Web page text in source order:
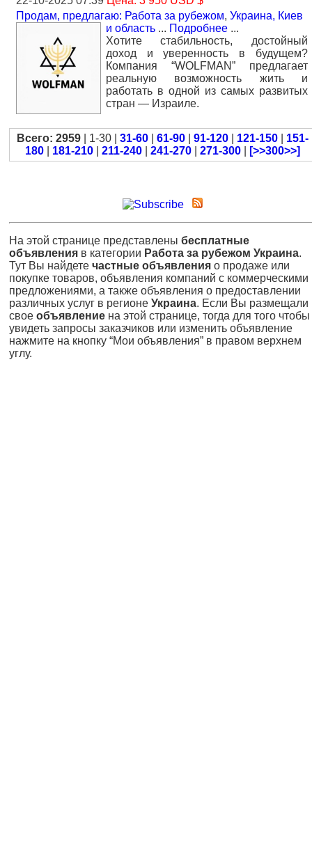
Продам, предлагаю: Работа за рубежом, Украина, Киев
и область ... Подробнее ...
Хотите стабильность, достойный
доход и уверенность в будущем?
Компания “WOLFMAN” предлагает
реальную возможность жить и
работать в одной из самых развитых
стран — Израиле.
Всего: 2959 | 1-30 | 31-60 61-90 91-120 121-150
151-
180
181-210 211-240 241-270 271-300 [>>300>>]
На этой странице представлены бесплатные
объявления в категории Работа за рубежом Украина.
Тут Вы найдете частные объявления о продаже или
покупке товаров, объявления компаний с коммерческими
предложениями, а также объявления о предоставлении
различных услуг в регионе Украина. Если Вы размещали
свое объявление на этой странице, тогда для того чтобы
увидеть запросы заказчиков или изменить объявление
нажмите на кнопку “Мои объявления” в правом верхнем
углу.